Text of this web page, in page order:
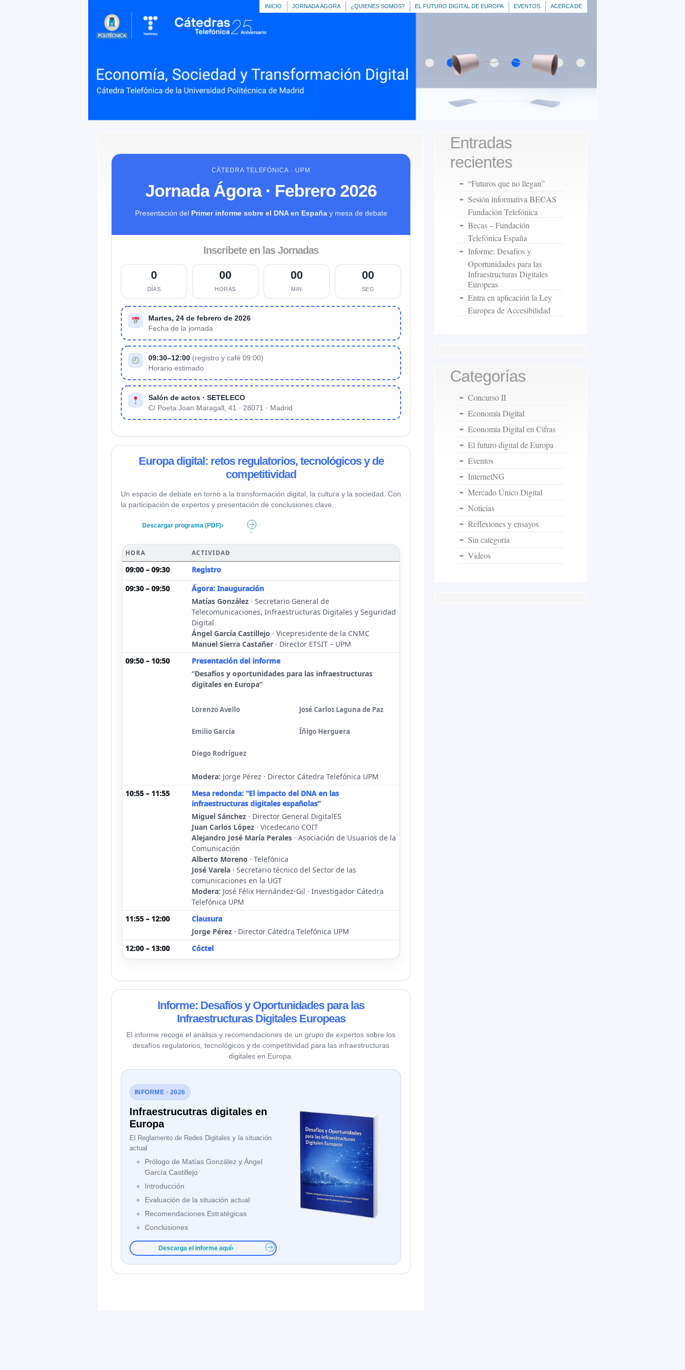
INICIO JORNADA ÁGORA ¿QUIENES SOMOS? EL FUTURO DIGITAL DE EUROPA EVENTOS ACERCA DE
CÁTEDRA TELEFÓNICA · UPM
Jornada Ágora · Febrero 2026
Presentación del Primer informe sobre el DNA en Españay mesa de debate
Inscríbete en las Jornadas
0
DÍAS
00
HORAS
00
MIN
00
SEG
Martes, 24 de febrero de 2026
Fecha de la jornada
09:30–12:00 (registro y café 09:00)
Horario estimado
Salón de actos · SETELECO
C/ Poeta Joan Maragall, 41 · 28071 · Madrid
Europa digital: retos regulatorios, tecnológicos y de
competitividad
Un espacio de debate en torno a la transformación digital, la cultura y la sociedad. Con
la participación de expertos y presentación de conclusiones clave.
Descargar programa (PDF)›
HORA ACTIVIDAD
09:00 – 09:30
Registro
09:30 – 09:50
Ágora: Inauguración
Matías González · Secretario General de
Telecomunicaciones, Infraestructuras Digitales y Seguridad
Digital
Ángel García Castillejo · Vicepresidente de la CNMC
Manuel Sierra Castañer · Director ETSIT – UPM
09:50 – 10:50
Presentación del informe
“Desafíos y oportunidades para las infraestructuras
digitales en Europa”
Lorenzo Avello José Carlos Laguna de Paz
Emilio García Íñigo Herguera
Diego Rodríguez
Modera: Jorge Pérez · Director Cátedra Telefónica UPM
10:55 – 11:55
Mesa redonda: “El impacto del DNA en las
infraestructuras digitales españolas”
Miguel Sánchez · Director General DigitalES
Juan Carlos López · Vicedecano COIT
Alejandro José María Perales · Asociación de Usuarios de la
Comunicación
Alberto Moreno · Telefónica
José Varela · Secretario técnico del Sector de las
comunicaciones en la UGT
Modera: José Félix Hernández-Gil · Investigador Cátedra
Telefónica UPM
11:55 – 12:00
Clausura
Jorge Pérez · Director Cátedra Telefónica UPM
12:00 – 13:00
Cóctel
Informe: Desafíos y Oportunidades para las
Infraestructuras Digitales Europeas
El informe recoge el análisis y recomendaciones de un grupo de expertos sobre los
desafíos regulatorios, tecnológicos y de competitividad para las infraestructuras
digitales en Europa.
INFORME · 2026
Infraestrucutras digitales en
Europa
El Reglamento de Redes Digitales y la situación
actual
Prólogo de Matías González y Ángel
García Castillejo
Introducción
Evaluación de la situación actual
Recomendaciones Estratégicas
Conclusiones
Descarga el informe aquí›
Entradas
recientes
“Futuros que no llegan”
Sesión informativa BECAS
Fundación Telefónica
Becas – Fundación
Telefónica España
Informe: Desafíos y
Oportunidades para las
Infraestructuras Digitales
Europeas
Entra en aplicación la Ley
Europea de Accesibilidad
Categorías
Concurso II
Economía Digital
Economía Digital en Cifras
El futuro digital de Europa
Eventos
InternetNG
Mercado Único Digital
Noticias
Reflexiones y ensayos
Sin categoría
Videos